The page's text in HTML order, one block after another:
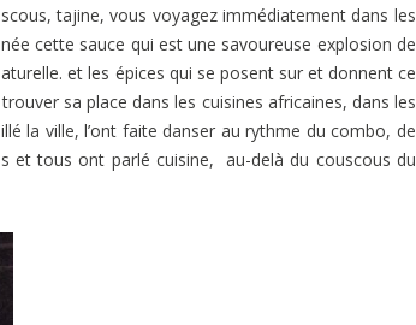
tajine, vous voyagez immédiatement dans les
cette sauce qui est une savoureuse explosion de
et les épices qui se posent sur et donnent ce
sa place dans les cuisines africaines, dans les
la ville, l’ont faite danser au rythme du combo, de
et tous ont parlé cuisine, au-delà du couscous du